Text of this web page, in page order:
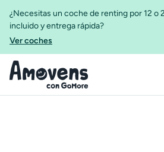
¿Necesitas un coche de renting por 12 o
incluido y entrega rápida?
Ver coches